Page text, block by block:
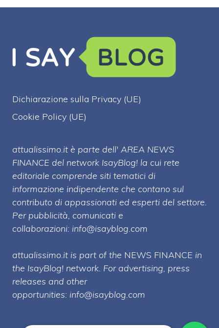
Dichiarazione sulla Privacy (UE)
Cookie Policy (UE)
attualissimo.it è parte dell' AREA NEWS
FINANCE del network IsayBlog! la cui rete
editoriale comprende siti tematici di
informazione indipendente che contano sul
contributo di appassionati ed esperti del settore.
Per pubblicità, comunicati e
collaborazioni: info@isayblog.com
attualissimo.it is part of the NEWS FINANCE in
the IsayBlog! network. For advertising, press
releases and other
opportunities: info@isayblog.com